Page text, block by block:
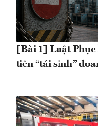
[Bài 1] Luật
tiên “tái sinh”